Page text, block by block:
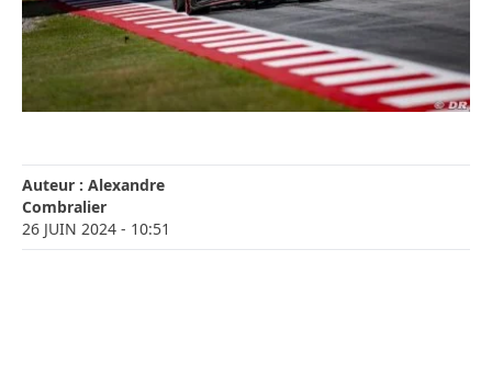
Auteur : Alexandre
Combralier
26 JUIN 2024 - 10:51